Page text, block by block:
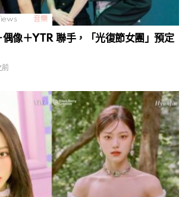
音樂
像＋YTR 聯手，「光復節女團」預定
前